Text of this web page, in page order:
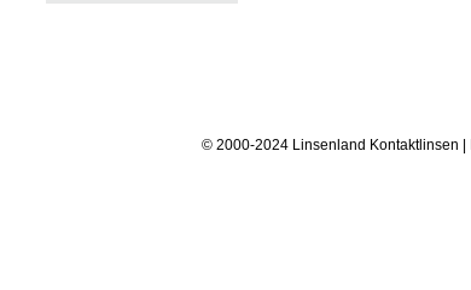
© 2000-2024 Linsenland Kontaktlinsen